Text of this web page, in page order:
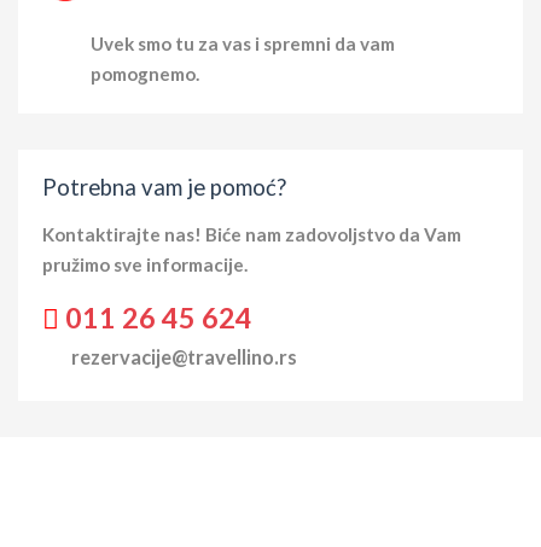
Uvek smo tu za vas i spremni da vam
pomognemo.
Potrebna vam je pomoć?
Kontaktirajte nas! Biće nam zadovoljstvo da Vam
pružimo sve informacije.
011 26 45 624
rezervacije@travellino.rs